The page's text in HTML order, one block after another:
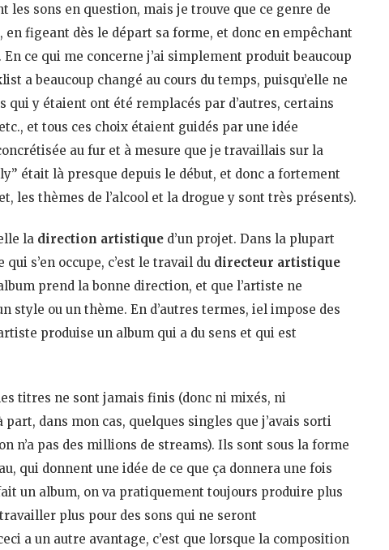
sons en question, mais je trouve que ce genre de
figeant dès le départ sa forme, et donc en empêchant
ce qui me concerne j’ai simplement produit beaucoup
a beaucoup changé au cours du temps, puisqu’elle ne
qui y étaient ont été remplacés par d’autres, certains
et tous ces choix étaient guidés par une idée
au fur et à mesure que je travaillais sur la
était là presque depuis le début, et donc a fortement
les thèmes de l’alcool et la drogue y sont très présents).
la direction artistique d’un projet. Dans la plupart
s’en occupe, c’est le travail du directeur artistique
prend la bonne direction, et que l’artiste ne
style ou un thème. En d’autres termes, iel impose des
produise un album qui a du sens et qui est
titres ne sont jamais finis (donc ni mixés, ni
dans mon cas, quelques singles que j’avais sorti
n’a pas des millions de streams). Ils sont sous la forme
qui donnent une idée de ce que ça donnera une fois
un album, on va pratiquement toujours produire plus
plus pour des sons qui ne seront
a un autre avantage, c’est que lorsque la composition